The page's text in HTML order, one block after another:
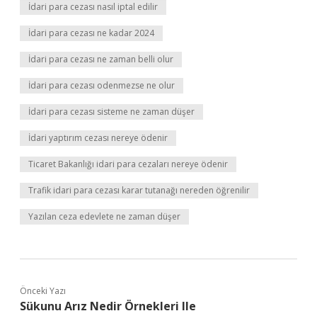
İdari para cezası nasıl iptal edilir
İdari para cezası ne kadar 2024
İdari para cezası ne zaman belli olur
İdari para cezası odenmezse ne olur
İdari para cezası sisteme ne zaman düşer
İdari yaptırım cezası nereye ödenir
Ticaret Bakanlığı idari para cezaları nereye ödenir
Trafik idari para cezası karar tutanağı nereden öğrenilir
Yazılan ceza edevlete ne zaman düşer
Önceki Yazı
Sükunu Arız Nedir Örnekleri Ile